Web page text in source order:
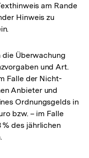
am Rande
Hinweis zu
Überwachung
und Art.
Falle der Nicht-
Anbieter und
Ordnungsgelds in
bzw. – im Falle
% des jährlichen